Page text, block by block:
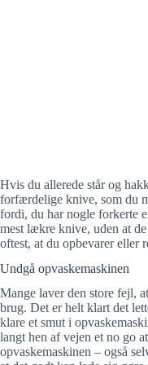
Hvis du allerede står og
forfærdelige knive, som du
fordi, du har nogle forkerte
mest lækre knive, uden at
oftest, at du opbevarer eller
Undgå opvaskemaskinen
Mange laver den store fejl,
brug. Det er helt klart det
klare et smut i
langt hen af vejen et no go
opvaskemaskinen – også